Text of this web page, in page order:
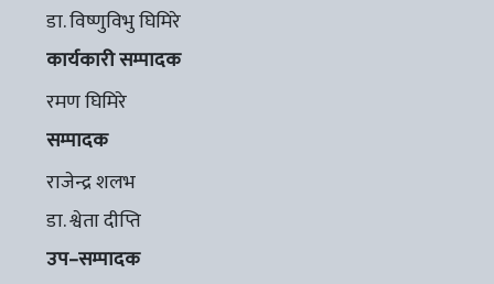
डा. विष्णुविभु घिमिरे
कार्यकारी सम्पादक
रमण घिमिरे
सम्पादक
राजेन्द्र शलभ
डा. श्वेता दीप्ति
उप–सम्पादक